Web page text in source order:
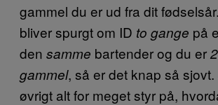
gammel du er ud fra dit
bliver spurgt om ID to gange på
den samme bartender og du er
gammel, så er det knap så
øvrigt alt for meget styr på,